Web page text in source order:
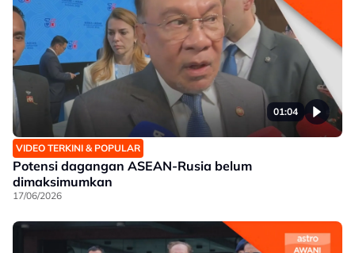
01:04
VIDEO TERKINI & POPULAR
Potensi dagangan ASEAN-Rusia belum
dimaksimumkan
17/06/2026